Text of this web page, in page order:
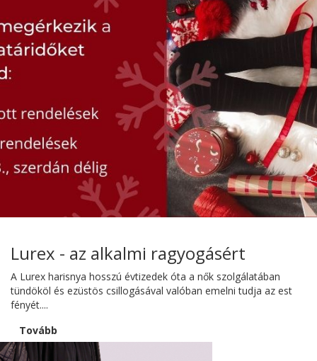
Lurex - az alkalmi ragyogásért
A Lurex harisnya hosszú évtizedek óta a nők szolgálatában
tündököl és ezüstös csillogásával valóban emelni tudja az est
fényét....
Tovább